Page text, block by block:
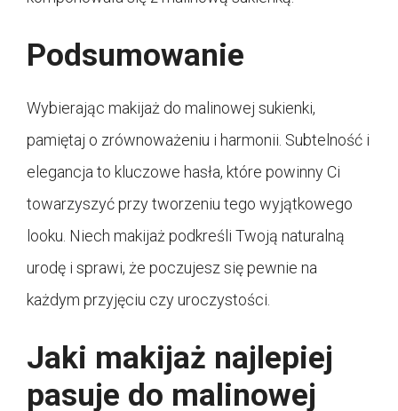
Podsumowanie
Wybierając makijaż do malinowej sukienki,
pamiętaj o zrównoważeniu i harmonii. Subtelność i
elegancja to kluczowe hasła, które powinny Ci
towarzyszyć przy tworzeniu tego wyjątkowego
looku. Niech makijaż podkreśli Twoją naturalną
urodę i sprawi, że poczujesz się pewnie na
każdym przyjęciu czy uroczystości.
Jaki makijaż najlepiej
pasuje do malinowej